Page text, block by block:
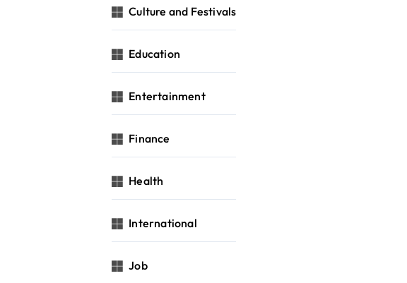
Culture and Festivals
Education
Entertainment
Finance
Health
International
Job